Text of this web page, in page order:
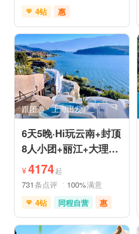
4钻
惠
免费接送机
中文服务
管家服务
品质游
喀斯特地貌
滇池红嘴鸥
乡村趣游
古镇古村
雪山之旅
赏花之旅
美景探索
深度人文
世界遗产
摄影之旅
休闲度假
特色民宿
跟团游 上海出发
6天5晚·Hi玩云南+封顶
8人小团+丽江+大理
+泸沽湖+玉龙雪山+洱
¥4174起
731条点评 100%满意
4钻
同程自营
惠
充足自由时间
免费接送机
家庭游